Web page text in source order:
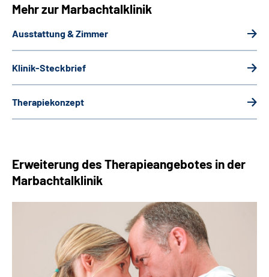
Mehr zur Marbachtalklinik
Ausstattung & Zimmer
Klinik-Steckbrief
Therapiekonzept
Erweiterung des Therapieangebotes in der
Marbachtalklinik